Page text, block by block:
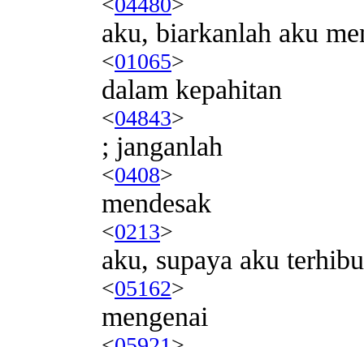
aku, biarkanlah aku
<01065>
dalam kepahitan
<04843>
; janganlah
<0408>
mendesak
<0213>
aku, supaya aku
<05162>
mengenai